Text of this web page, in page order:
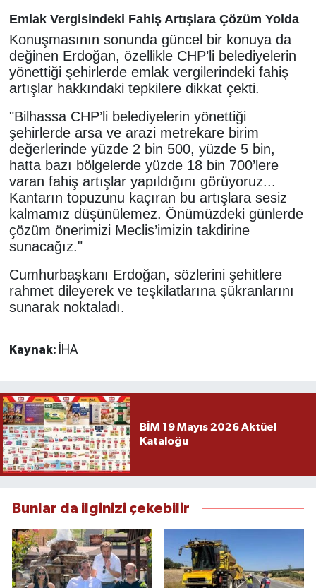
Emlak Vergisindeki Fahiş Artışlara Çözüm Yolda
Konuşmasının sonunda güncel bir konuya da
değinen Erdoğan, özellikle CHP’li belediyelerin
yönettiği şehirlerde emlak vergilerindeki fahiş
artışlar hakkındaki tepkilere dikkat çekti.
"Bilhassa CHP’li belediyelerin yönettiği
şehirlerde arsa ve arazi metrekare birim
değerlerinde yüzde 2 bin 500, yüzde 5 bin,
hatta bazı bölgelerde yüzde 18 bin 700’lere
varan fahiş artışlar yapıldığını görüyoruz...
Kantarın topuzunu kaçıran bu artışlara sesiz
kalmamız düşünülemez. Önümüzdeki günlerde
çözüm önerimizi Meclis’imizin takdirine
sunacağız."
Cumhurbaşkanı Erdoğan, sözlerini şehitlere
rahmet dileyerek ve teşkilatlarına şükranlarını
sunarak noktaladı.
Kaynak: İHA
BİM 19 Mayıs 2026 Aktüel
Kataloğu
Bunlar da ilginizi çekebilir